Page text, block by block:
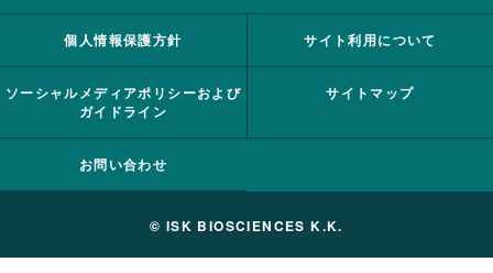
個人情報保護方針 サイト利用について
ソーシャルメディアポリシーおよび
ガイドライン
サイトマップ
お問い合わせ
© ISK BIOSCIENCES K.K.